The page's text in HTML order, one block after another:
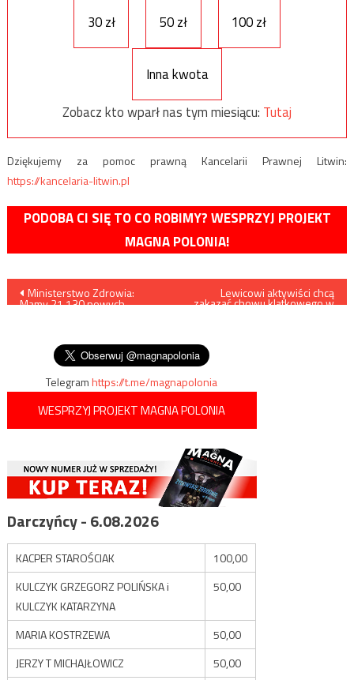
30 zł
50 zł 100 zł
Inna kwota
Zobacz kto wparł nas tym miesiącu: Tutaj
Dziękujemy za pomoc prawną Kancelarii Prawnej Litwin:
https://kancelaria-litwin.pl
PODOBA CI SIĘ TO CO ROBIMY? WESPRZYJ PROJEKT
MAGNA POLONIA!
Nawigacja
Ministerstwo Zdrowia:
Mamy 21.130 nowych
Lewicowi aktywiści chcą
zakazać chowu klatkowego w
Telegramhttps://t.me/magnapolonia
WESPRZYJ PROJEKT MAGNA POLONIA
Darczyńcy - 6.08.2026
KACPER STAROŚCIAK
100,00
KULCZYK GRZEGORZ POLIŃSKA i
KULCZYK KATARZYNA
50,00
MARIA KOSTRZEWA
50,00
JERZY T MICHAJŁOWICZ
50,00